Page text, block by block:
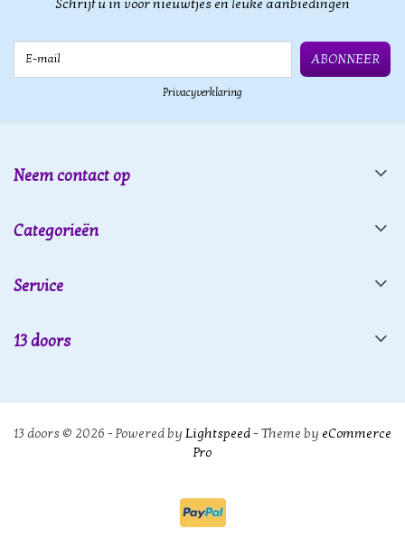
Schrijf u in voor nieuwtjes en leuke aanbiedingen
ABONNEER
Privacyverklaring
Neem contact op
Categorieën
Service
13 doors
13 doors © 2026 - Powered by Lightspeed- Theme by eCommerce
Pro